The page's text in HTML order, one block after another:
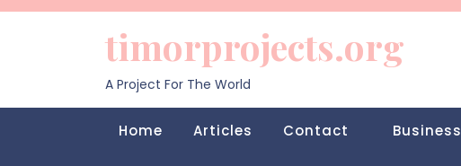
Skip
timorprojects.org
A Project For The World
Home Articles Contact Business